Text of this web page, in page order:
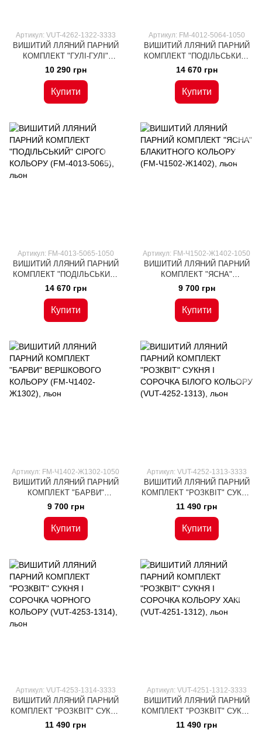
Артикул: VUT-4262-1322-3333
ВИШИТИЙ ЛЛЯНИЙ ПАРНИЙ
КОМПЛЕКТ "ГУЛІ-ГУЛІ"
БІЛОГО КОЛЬОРУ (VUT-4262-
1322), льон
10 290 грн
Купити
Артикул: FM-4012-5064-1050
ВИШИТИЙ ЛЛЯНИЙ ПАРНИЙ
КОМПЛЕКТ "ПОДІЛЬСЬКИЙ"
БІЛОГО КОЛЬОРУ (FM-4012-
5064), льон
14 670 грн
Купити
Артикул: FM-4013-5065-1050
ВИШИТИЙ ЛЛЯНИЙ ПАРНИЙ
КОМПЛЕКТ "ПОДІЛЬСЬКИЙ"
СІРОГО КОЛЬОРУ (FM-4013-
5065), льон
14 670 грн
Купити
Артикул: FM-Ч1502-Ж1402-1050
ВИШИТИЙ ЛЛЯНИЙ ПАРНИЙ
КОМПЛЕКТ "ЯСНА"
БЛАКИТНОГО КОЛЬОРУ (FM-
Ч1502-Ж1402), льон
9 700 грн
Купити
Артикул: FM-Ч1402-Ж1302-1050
ВИШИТИЙ ЛЛЯНИЙ ПАРНИЙ
КОМПЛЕКТ "БАРВИ"
ВЕРШКОВОГО КОЛЬОРУ (FM-
Ч1402-Ж1302), льон
9 700 грн
Купити
Артикул: VUT-4252-1313-3333
ВИШИТИЙ ЛЛЯНИЙ ПАРНИЙ
КОМПЛЕКТ "РОЗКВІТ" СУКНЯ
І СОРОЧКА БІЛОГО КОЛЬОРУ
(VUT-4252-1313), льон
11 490 грн
Купити
Артикул: VUT-4253-1314-3333
ВИШИТИЙ ЛЛЯНИЙ ПАРНИЙ
КОМПЛЕКТ "РОЗКВІТ" СУКНЯ
І СОРОЧКА ЧОРНОГО
11 490 грн
Артикул: VUT-4251-1312-3333
ВИШИТИЙ ЛЛЯНИЙ ПАРНИЙ
КОМПЛЕКТ "РОЗКВІТ" СУКНЯ
І СОРОЧКА КОЛЬОРУ ХАКІ
11 490 грн